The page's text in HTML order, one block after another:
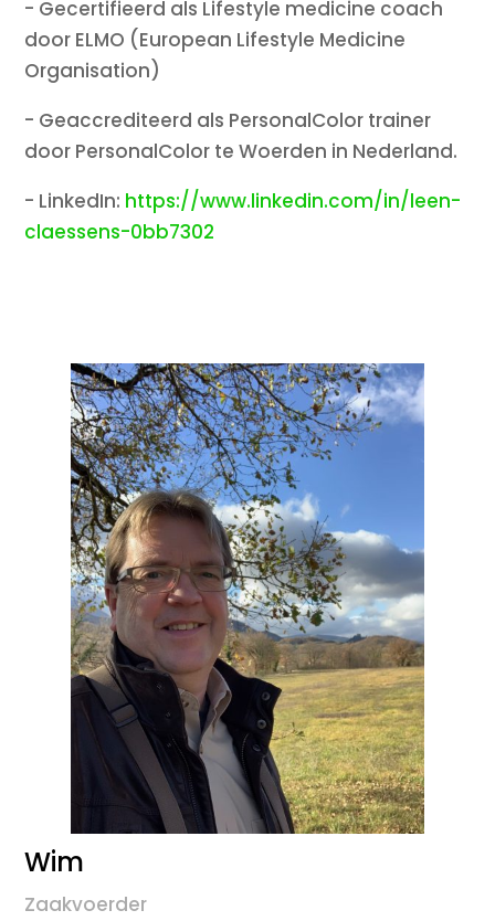
- Gecertifieerd als Lifestyle medicine coach
door ELMO (European Lifestyle Medicine
Organisation)
- Geaccrediteerd als PersonalColor trainer
door PersonalColor te Woerden in Nederland.
- LinkedIn: https://www.linkedin.com/in/leen-
claessens-0bb7302
Wim
Zaakvoerder